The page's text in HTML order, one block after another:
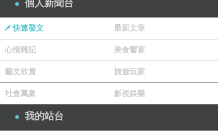
愛美的妳也快去買一個試用看看吧
【5日童顏】生物纖維天山雪蓮淨白面膜(4片/盒)
商品網址:
http://vbtrax.com/track/clicks/2313/c627c2ba9e
0221d6fc9cbd2e8d2b891473624ccf74e4f0ab4
16db0066607?
個人新聞台
快速發文 最新文章
心情雜記 美食饗宴
藝文欣賞 旅遊玩家
社會萬象 影視娛樂
我的站台